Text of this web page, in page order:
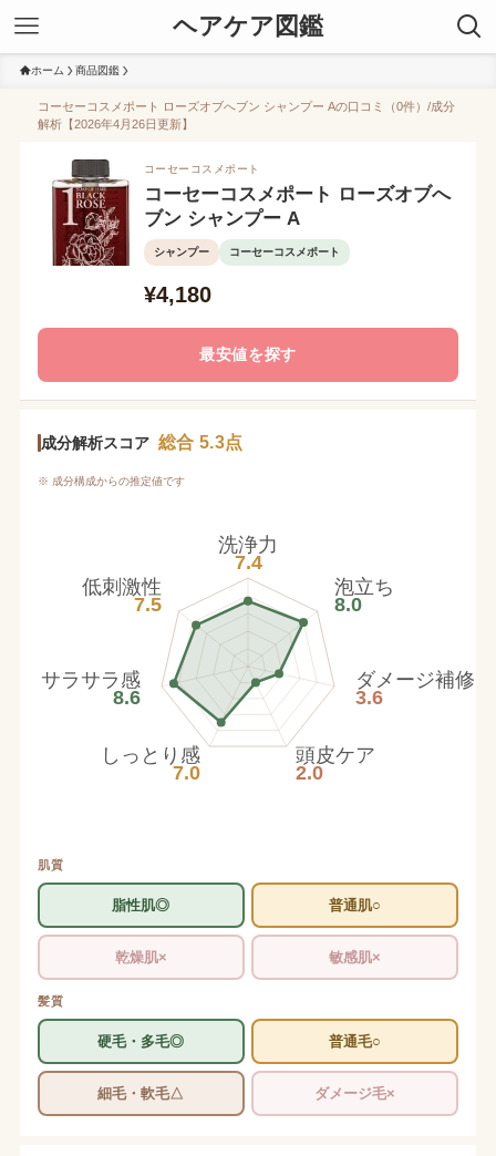
ヘアケア図鑑
ホーム 商品図鑑
コーセーコスメポート ローズオブへブン シャンプー Aの口コミ（0件）/成分
解析【2026年4月26日更新】
コーセーコスメポート
コーセーコスメポート ローズオブへ
ブン シャンプー A
シャンプー コーセーコスメポート
¥4,180
最安値を探す
成分解析スコア 総合 5.3点
※ 成分構成からの推定値です
洗浄力
7.4
泡立ち
8.0
ダメージ補修
3.6
頭皮ケア
2.0
しっとり感
7.0
サラサラ感
8.6
低刺激性
7.5
肌質
脂性肌◎ 普通肌○
乾燥肌× 敏感肌×
髪質
硬毛・多毛◎ 普通毛○
細毛・軟毛△ ダメージ毛×